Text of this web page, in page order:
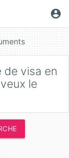
account_circle
de visa en
le